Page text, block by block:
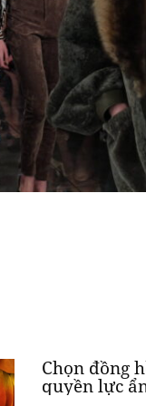
Chọn đồng
quyền lực